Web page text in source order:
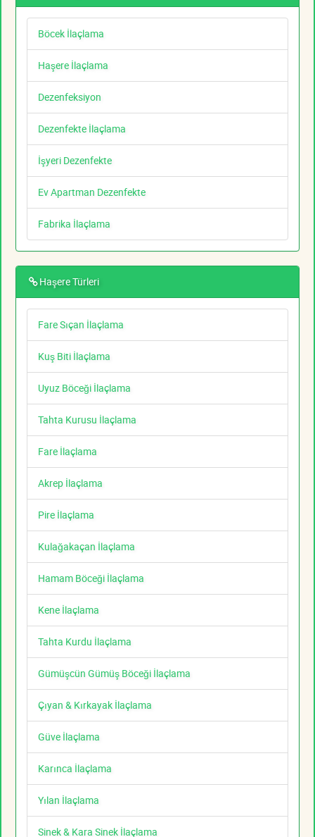
Böcek İlaçlama
Haşere İlaçlama
Dezenfeksiyon
Dezenfekte İlaçlama
İşyeri Dezenfekte
Ev Apartman Dezenfekte
Fabrika İlaçlama
Haşere Türleri
Fare Sıçan İlaçlama
Kuş Biti İlaçlama
Uyuz Böceği İlaçlama
Tahta Kurusu İlaçlama
Fare İlaçlama
Akrep İlaçlama
Pire İlaçlama
Kulağakaçan İlaçlama
Hamam Böceği İlaçlama
Kene İlaçlama
Tahta Kurdu İlaçlama
Gümüşcün Gümüş Böceği İlaçlama
Çıyan & Kırkayak İlaçlama
Güve İlaçlama
Karınca İlaçlama
Yılan İlaçlama
Sinek & Kara Sinek İlaçlama